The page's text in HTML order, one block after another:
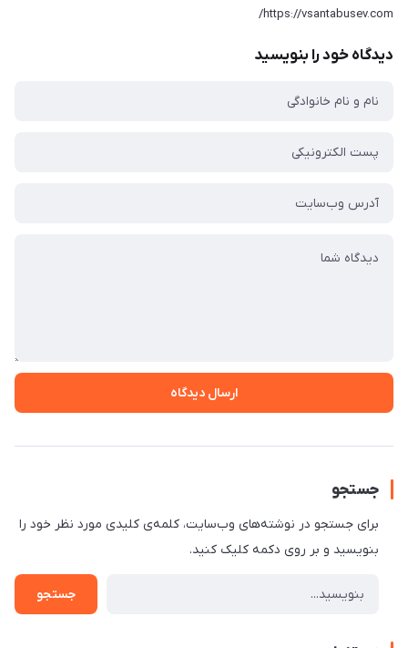
https://vsantabusev.com/
دیدگاه خود را بنویسید
ارسال دیدگاه
جستجو
برای جستجو در نوشته‌های وب‌سایت، کلمه‌ی کلیدی مورد نظر خود را
بنویسید و بر روی دکمه کلیک کنید.
جستجو